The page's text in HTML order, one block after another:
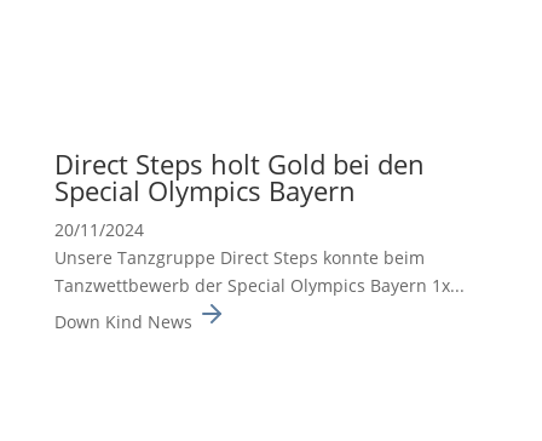
Direct Steps holt Gold bei den
Special Olympics Bayern
20/11/2024
Unsere Tanzgruppe Direct Steps konnte beim
Tanzwett­be­werb der Special Olympics Bayern 1x...
Down Kind News